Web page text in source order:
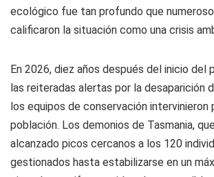
ecológico fue tan profundo que
calificaron la situación como una crisis
En 2026, diez años después del inicio del
las reiteradas alertas por la desaparición
los equipos de conservación intervinieron
población. Los demonios de Tasmania,
alcanzado picos cercanos a los 120
gestionados hasta estabilizarse en un